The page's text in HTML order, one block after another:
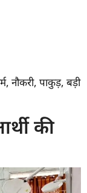
, नौकरी, पाकुड़, बड़ी
की